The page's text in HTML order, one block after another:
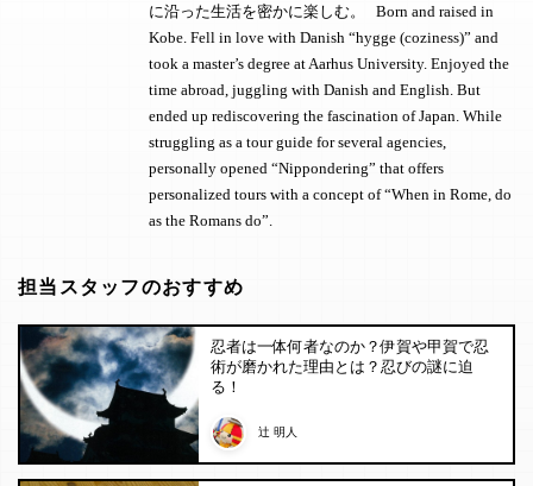
に沿った生活を密かに楽しむ。 Born and raised in
Kobe. Fell in love with Danish “hygge (coziness)” and
took a master’s degree at Aarhus University. Enjoyed the
time abroad, juggling with Danish and English. But
ended up rediscovering the fascination of Japan. While
struggling as a tour guide for several agencies,
personally opened “Nippondering” that offers
personalized tours with a concept of “When in Rome, do
as the Romans do”.
担当スタッフのおすすめ
忍者は一体何者なのか？伊賀や甲賀で忍
術が磨かれた理由とは？忍びの謎に迫
る！
辻 明人